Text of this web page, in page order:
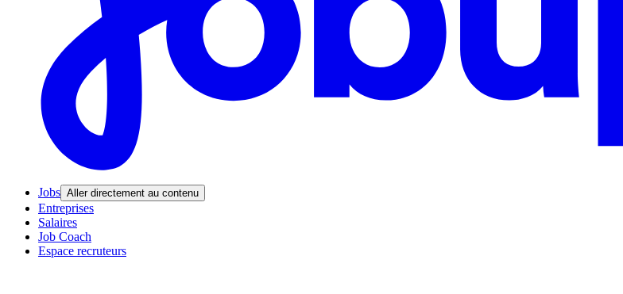
Jobs Aller directement au contenu
Entreprises
Salaires
Job Coach
Espace recruteurs